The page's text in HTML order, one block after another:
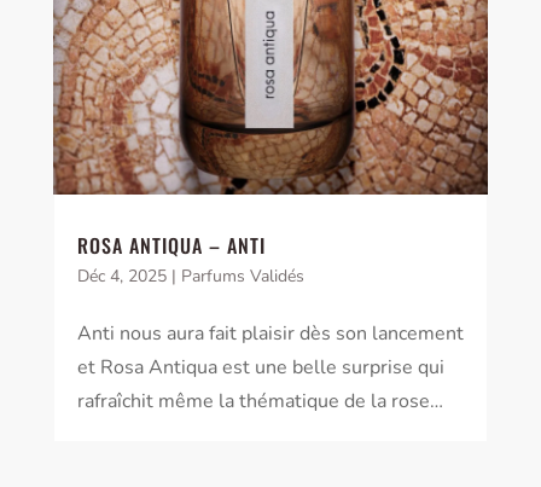
ROSA ANTIQUA – ANTI
Déc 4, 2025| Parfums Validés
Anti nous aura fait plaisir dès son lancement
et Rosa Antiqua est une belle surprise qui
rafraîchit même la thématique de la rose…